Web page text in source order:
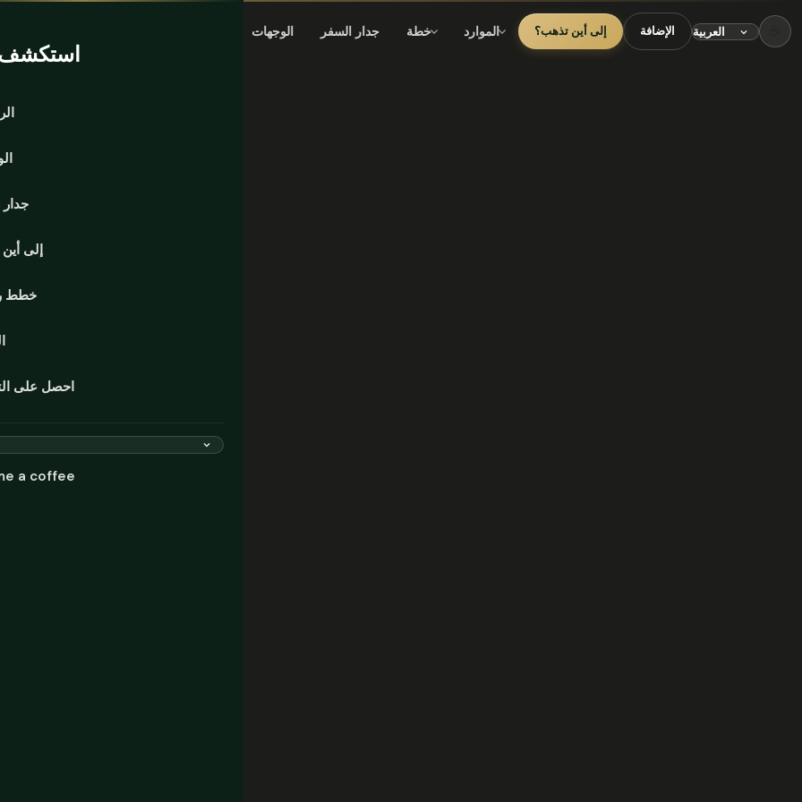
الوجهات جدار السفر خطة الموارد إلى أين تذهب؟ الإضافة
استكشف
جدار
إلى
خطط
احصل على
a coffee